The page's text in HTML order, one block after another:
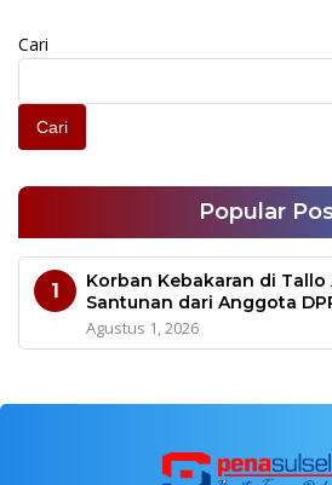
Cari
Cari
Popular
1
Korban Kebakaran di Tallo
Santunan dari Anggota
Agustus 1, 2026